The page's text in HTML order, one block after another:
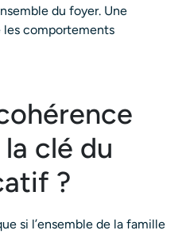
du foyer. Une
comportements
clé du
?
si l’ensemble de la famille